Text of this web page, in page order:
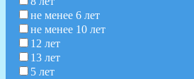
не менее 6 лет
не менее 10 лет
12 лет
13 лет
5 лет